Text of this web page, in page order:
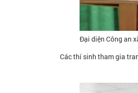
Đại diện Công an
Các thí sinh tham gia